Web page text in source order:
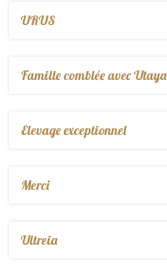
URUS
Famille comblée avec Utaya
Elevage exceptionnel
Merci
Ultreia